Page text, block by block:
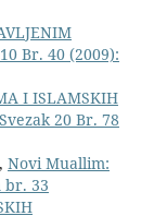
Br. 40 (2009):
I ISLAMSKIH
20 Br. 78
, Novi Muallim:
br. 33